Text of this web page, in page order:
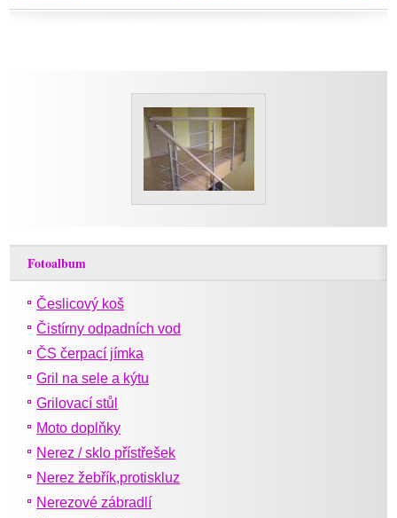
Fotoalbum
Česlicový koš
Čistírny odpadních vod
ČS čerpací jímka
Gril na sele a kýtu
Grilovací stůl
Moto doplňky
Nerez / sklo přístřešek
Nerez žebřík,protiskluz
Nerezové zábradlí